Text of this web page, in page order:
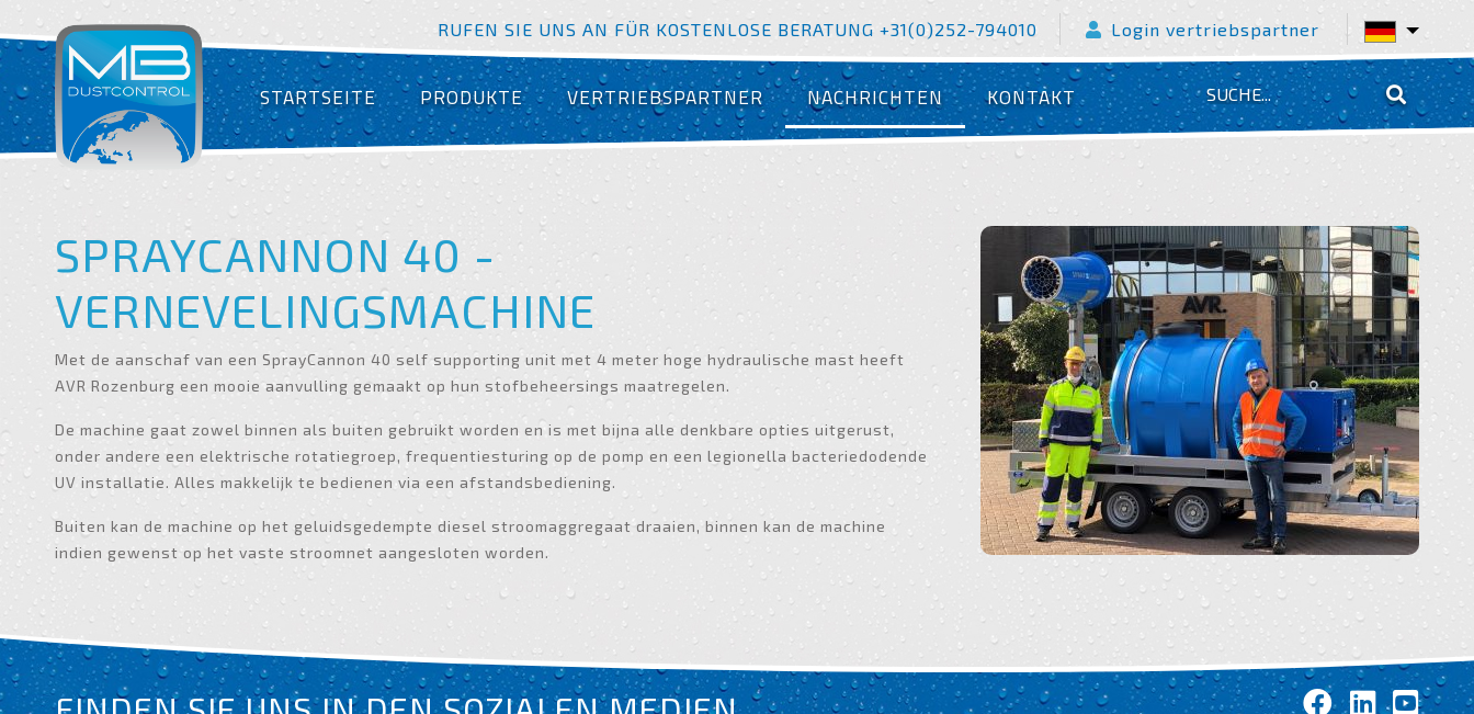
RUFEN SIE UNS AN FÜR KOSTENLOSE BERATUNG +31(0)252-794010 Login vertriebspartner
STARTSEITE PRODUKTE VERTRIEBSPARTNER NACHRICHTEN KONTAKT
SPRAYCANNON 40 -
VERNEVELINGSMACHINE
Met de aanschaf van een SprayCannon 40 self supporting unit met 4 meter hoge hydraulische mast heeft
AVR Rozenburg een mooie aanvulling gemaakt op hun stofbeheersings maatregelen.
De machine gaat zowel binnen als buiten gebruikt worden en is met bijna alle denkbare opties uitgerust,
onder andere een elektrische rotatiegroep, frequentiesturing op de pomp en een legionella bacteriedodende
UV installatie. Alles makkelijk te bedienen via een afstandsbediening.
Buiten kan de machine op het geluidsgedempte diesel stroomaggregaat draaien, binnen kan de machine
indien gewenst op het vaste stroomnet aangesloten worden.